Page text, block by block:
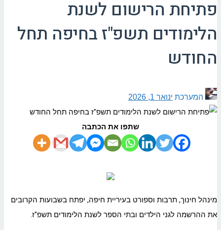
פתיחת הרישום לשנת
הלימודים תשפ"ז בחיפה תחל
החודש
המערכת ינואר 1, 2026
שתפו את הכתבה
מינהל חינוך, תרבות וספורט בעיריית חיפה, יפתח בשבועות הקרובים
את ההרשמה לגני הילדים ובתי הספר לשנת הלימודים תשפ"ז.